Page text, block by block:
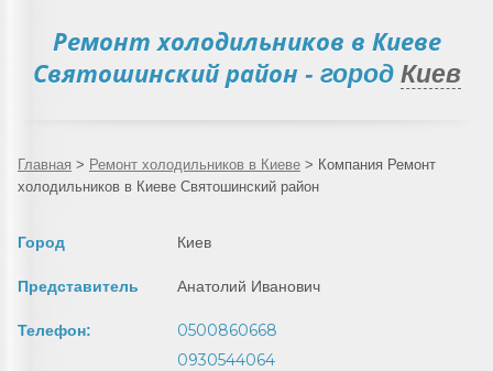
Ремонт холодильников в Киеве
Святошинский район - город Киев
Главная > Ремонт холодильников в Киеве > Компания Ремонт
холодильников в Киеве Святошинский район
Город Киев
Представитель Анатолий Иванович
Телефон:
0500860668
0930544064